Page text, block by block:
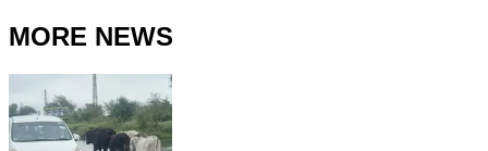
MORE NEWS